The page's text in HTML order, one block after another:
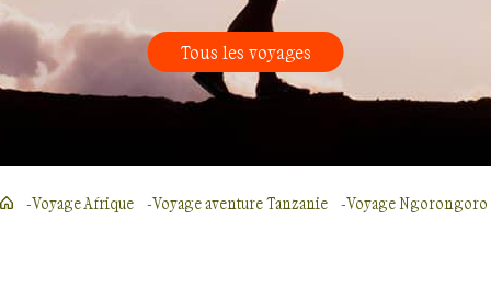
Tous les voyages
Voyage Afrique Voyage aventure Tanzanie Voyage Ngorongoro